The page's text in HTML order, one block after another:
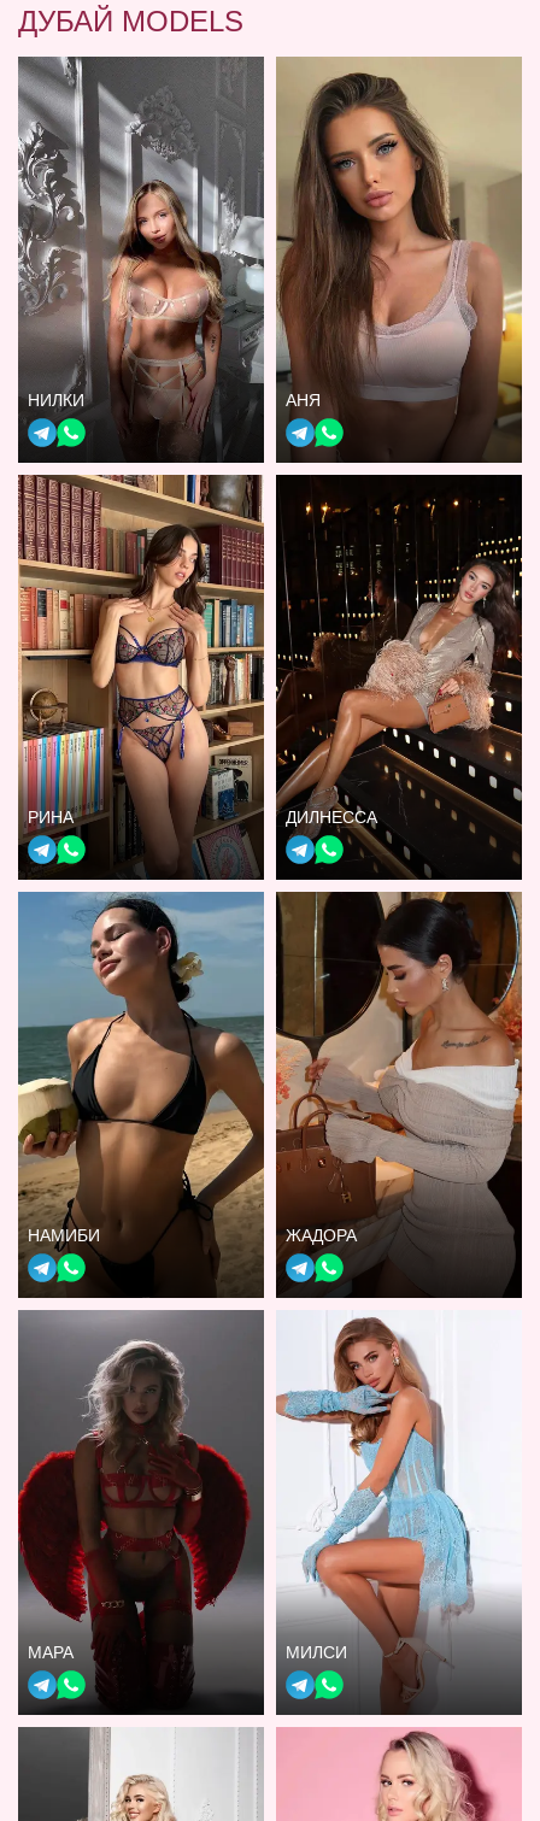
ДУБАЙ MODELS
НИЛКИ АНЯ
РИНА ДИЛНЕССА
НАМИБИ ЖАДОРА
МАРА МИЛСИ